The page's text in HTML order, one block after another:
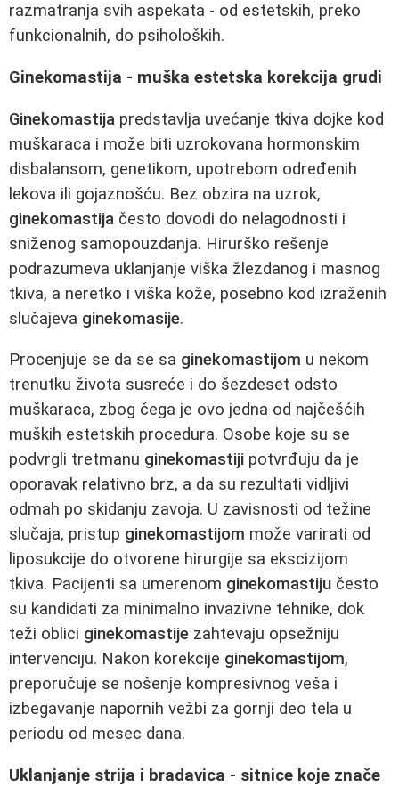
razmatranja svih aspekata - od estetskih, preko
funkcionalnih, do psiholoških.
Ginekomastija - muška estetska korekcija grudi
Ginekomastija predstavlja uvećanje tkiva dojke kod
muškaraca i može biti uzrokovana hormonskim
disbalansom, genetikom, upotrebom određenih
lekova ili gojaznošću. Bez obzira na uzrok,
ginekomastija često dovodi do nelagodnosti i
sniženog samopouzdanja. Hirurško rešenje
podrazumeva uklanjanje viška žlezdanog i masnog
tkiva, a neretko i viška kože, posebno kod izraženih
slučajeva ginekomasije.
Procenjuje se da se sa ginekomastijom u nekom
trenutku života susreće i do šezdeset odsto
muškaraca, zbog čega je ovo jedna od najčešćih
muških estetskih procedura. Osobe koje su se
podvrgli tretmanu ginekomastiji potvrđuju da je
oporavak relativno brz, a da su rezultati vidljivi
odmah po skidanju zavoja. U zavisnosti od težine
slučaja, pristup ginekomastijom može varirati od
liposukcije do otvorene hirurgije sa ekscizijom
tkiva. Pacijenti sa umerenom ginekomastiju često
su kandidati za minimalno invazivne tehnike, dok
teži oblici ginekomastije zahtevaju opsežniju
intervenciju. Nakon korekcije ginekomastijom,
preporučuje se nošenje kompresivnog veša i
izbegavanje napornih vežbi za gornji deo tela u
periodu od mesec dana.
Uklanjanje strija i bradavica - sitnice koje znače